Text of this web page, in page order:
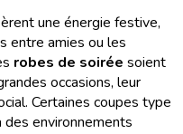
une énergie festive,
entre amies ou les
robes de soirée soient
occasions, leur
Certaines coupes type
des environnements